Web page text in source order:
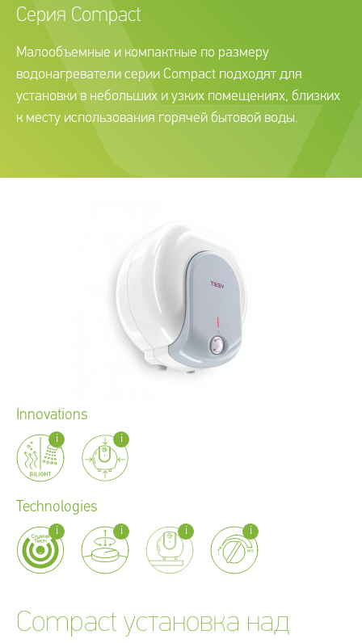
Серия Compact
Малообъемные и компактные по размеру
водонагреватели серии Compact подходят для
установки в небольших и узких помещениях, близких
к месту использования горячей бытовой воды.
Innovations
Technologies
Compact установка над